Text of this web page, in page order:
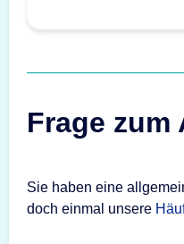
Frage zum
Sie haben eine
doch einmal unsere